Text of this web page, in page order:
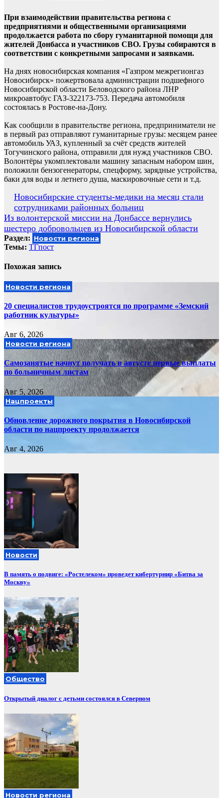
При взаимодействии правительства региона с
предприятиями и общественными организациями
продолжается работа по сбору гуманитарной помощи для
жителей Донбасса и участников СВО. Грузы собираются в
соответствии с конкретными запросами и заявками.
На днях новосибирская компания «Газпром межрегионгаз
Новосибирск» пожертвовала администрации подшефного
Новосибирской области Беловодского района ЛНР
микроавтобус ГАЗ-322173-753. Передача автомобиля
состоялась в Ростове-на-Дону.
Как сообщили в правительстве региона, предприниматели не
в первый раз отправляют гуманитарные грузы: месяцем ранее
автомобиль УАЗ, купленный за счёт средств жителей
Тогучинского района, отправили для нужд участников СВО.
Волонтёры укомплектовали машину запасным набором шин,
положили бензогенераторы, спецформу, зарядные устройства,
баки для воды и летнего душа, маскировочные сети и т.д.
Навигация
по
записям
Новосибирские студенты-медики на месяц стали
сотрудниками районных больниц
Из волонтерской миссии на Донбассе вернулись
шестеро добровольцев из Новосибирской области
Раздел: Новости региона
Темы: ТГпост
Похожая запись
Новости региона
20 специалистов трудоустроятся по программе «Земский
работник культуры»
Авг 6, 2026
Новости региона
Самозанятые начнут получать в августе первые выплаты
по больничным листам
Авг 5, 2026
Нацпроекты
Обновление дорожного покрытия в Новосибирской
области по нацпроекту продолжается
Авг 4, 2026
Новости
В память о подвиге: «Ростелеком» проведет кибертурнир «Битва за
Москву»
Общество
Открытый диалог с детьми состоялся в Северном
Новости региона